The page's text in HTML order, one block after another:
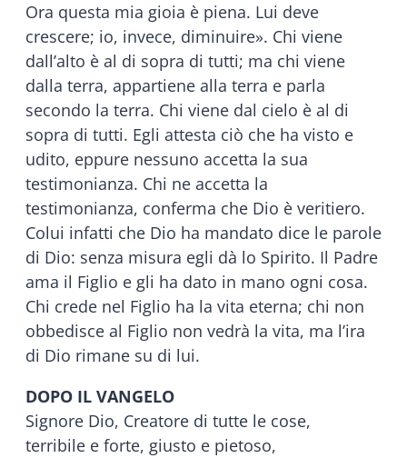
Ora questa mia gioia è piena. Lui deve
crescere; io, invece, diminuire». Chi viene
dall’alto è al di sopra di tutti; ma chi viene
dalla terra, appartiene alla terra e parla
secondo la terra. Chi viene dal cielo è al di
sopra di tutti. Egli attesta ciò che ha visto e
udito, eppure nessuno accetta la sua
testimonianza. Chi ne accetta la
testimonianza, conferma che Dio è veritiero.
Colui infatti che Dio ha mandato dice le parole
di Dio: senza misura egli dà lo Spirito. Il Padre
ama il Figlio e gli ha dato in mano ogni cosa.
Chi crede nel Figlio ha la vita eterna; chi non
obbedisce al Figlio non vedrà la vita, ma l’ira
di Dio rimane su di lui.
DOPO IL VANGELO
Signore Dio, Creatore di tutte le cose,
terribile e forte, giusto e pietoso,